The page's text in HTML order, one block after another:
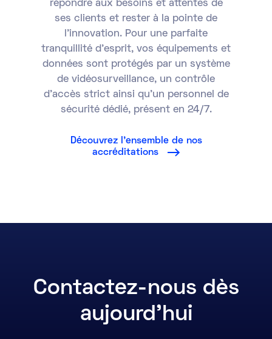
répondre aux besoins et attentes de
ses clients et rester à la pointe de
l’innovation. Pour une parfaite
tranquillité d’esprit, vos équipements et
données sont protégés par un système
de vidéosurveillance, un contrôle
d’accès strict ainsi qu’un personnel de
sécurité dédié, présent en 24/7.
Découvrez l’ensemble de nos
accréditations
Contactez-nous dès
aujourd'hui